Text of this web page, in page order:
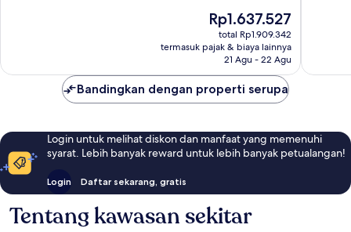
Harga
sekarang
Rp1.637.527
Rp1.637.527
total Rp1.909.342
termasuk pajak & biaya lainnya
21 Agu - 22 Agu
Kota
Bandingkan dengan properti serupa
Login untuk melihat diskon dan manfaat yang memenuhi
syarat. Lebih banyak reward untuk lebih banyak petualangan!
Login Daftar sekarang, gratis
Tentang kawasan sekitar